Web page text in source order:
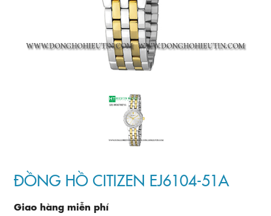
ĐỒNG HỒ CITIZEN EJ6104-51A
Giao hàng miễn phí